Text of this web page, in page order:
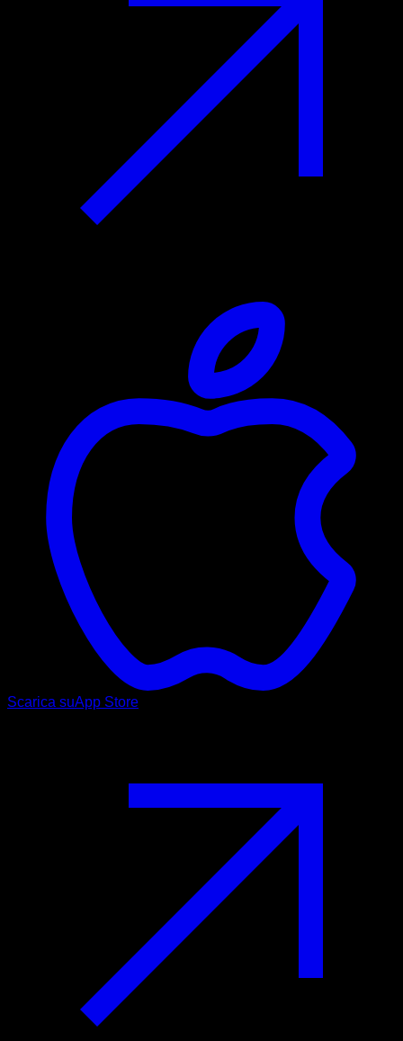
Scarica suApp Store